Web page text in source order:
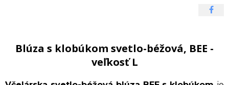
Blúza s klobúkom svetlo-béžová, BEE -
veľkosť L